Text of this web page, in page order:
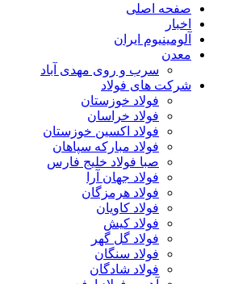
صفحه اصلی
اخبار
آلومینیوم ایران
معدن
سرب و روی مهدی آباد
شرکت های فولاد
فولاد خوزستان
فولاد خراسان
فولاد اکسین خوزستان
فولاد مبارکه سپاهان
صبا فولاد خلیج فارس
فولاد جهان آرا
فولاد هرمزگان
فولاد کاویان
فولاد کیش
فولاد گل گهر
فولاد سنگان
فولاد شادگان